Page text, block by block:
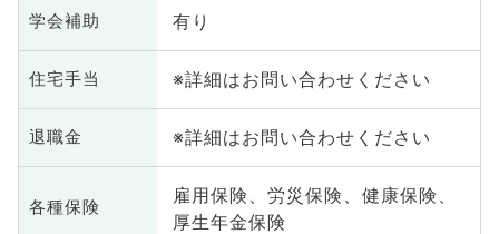
学会補助 有り
住宅手当 ※詳細はお問い合わせください
退職金 ※詳細はお問い合わせください
各種保険
雇用保険、労災保険、健康保険、
厚生年金保険